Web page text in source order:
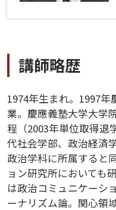
法人会員
講師略歴
1974年生まれ。1997
業。慶應義塾大学大学
程（2003年単位取得退
代社会学部、政治経済
政治学科に所属すると
ョン研究所においても
は政治コミュニケーシ
ーナリズム論。関心領
お
法人